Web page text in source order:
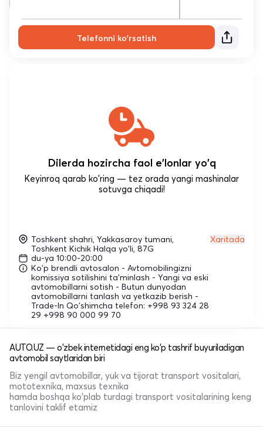
Telefonni ko'rsatish
Xaritada
Toshkent shahri, Yakkasaroy tumani,
Toshkent Kichik Halqa yo'li, 87G
du-ya 10:00-20:00
Ko'p brendli avtosalon - Avtomobilingizni
komissiya sotilishini ta'minlash - Yangi va eski
avtomobillarni sotish - Butun dunyodan
avtomobillarni tanlash va yetkazib berish -
Trade-In Qo'shimcha telefon: +998 93 324 28
29 +998 90 000 99 70
Dilerda hozircha faol e'lonlar yo'q
Keyinroq qarab ko'ring — tez orada yangi mashinalar
sotuvga chiqadi!
AUTO.UZ — o'zbek internetidagi eng ko'p tashrif buyuriladigan
avtomobil saytlaridan biri
Biz yengil avtomobillar, yuk va tijorat transport vositalari,
mototexnika, maxsus texnika
hamda boshqa ko'plab turdagi transport vositalarining keng
tanlovini taklif etamiz